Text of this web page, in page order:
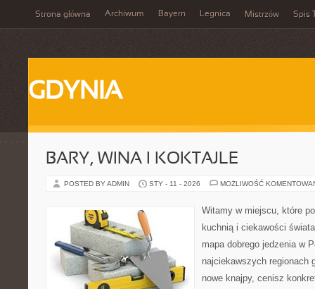
Strona główna Archiwum Bayern Legnica Mistrzów Spis
GDYNIA
BARY, WINA I KOKTAJLE
POSTED BY ADMIN STY - 11 - 2026 MOŻLIWOŚĆ
Witamy w miejscu, które
kuchnią i ciekawości
mapa dobrego jedzenia w
najciekawszych regionach
nowe knajpy, cenisz